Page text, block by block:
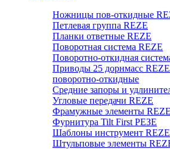
Ножницы пов-откидные
Петлевая группа REZE
Планки ответные REZE
Поворотная система REZE
Поворотно-откидная
Приводы 25 дорнмасс
поворотно-откидные
Средние запоры и
Угловые передачи REZE
Фрамужные элементы REZE
Фурнитура Tilt First РЕЗЕ
Шаблоны инструмент REZE
Штульповые элементы